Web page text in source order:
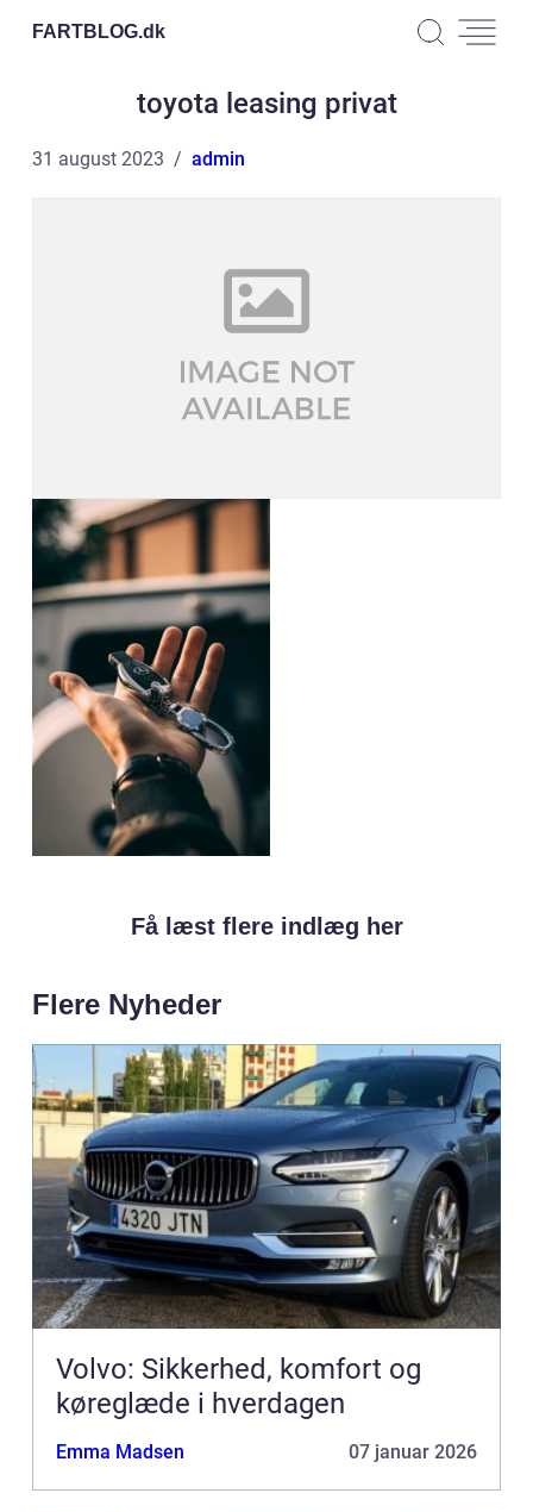
FARTBLOG.dk
toyota leasing privat
31 august 2023 admin
Få læst flere indlæg her
Flere Nyheder
Volvo: Sikkerhed, komfort og
køreglæde i hverdagen
Emma Madsen 07 januar 2026